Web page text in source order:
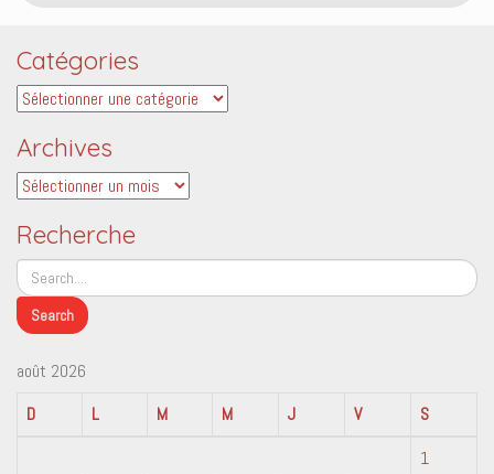
Catégories
Catégories
Archives
Archives
Recherche
août 2026
D
L M M J V
S
1